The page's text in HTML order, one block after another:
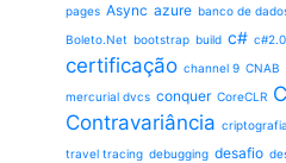
pages Async azure banco de
Boleto.Net bootstrap build c# c#2.0
certificação channel 9 CNAB
mercurial dvcs conquer CoreCLR
Contravariância criptografia
travel tracing debugging desafio